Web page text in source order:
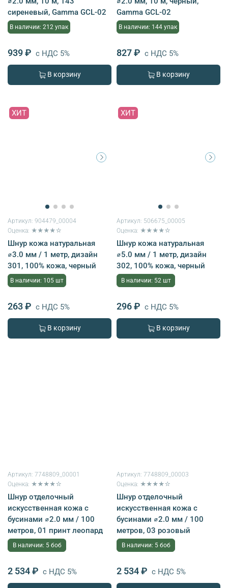
сиреневый, Gamma GCL-02
В наличии: 212 упак
939 ₽ с НДС 5%
В корзину
Gamma GCL-02
В наличии: 144 упак
827 ₽ с НДС 5%
В корзину
ХИТ
Артикул: 904479_00004
Оценка: ★★★★☆
Шнур кожа натуральная
⌀3.0 мм / 1 метр, дизайн
301, 100% кожа, черный
В наличии: 105 шт
263 ₽ с НДС 5%
В корзину
ХИТ
Артикул: 506675_00005
Оценка: ★★★★☆
Шнур кожа натуральная
⌀5.0 мм / 1 метр, дизайн
302, 100% кожа, черный
В наличии: 52 шт
296 ₽ с НДС 5%
В корзину
Артикул: 7748809_00001
Оценка: ★★★★☆
Шнур отделочный
искусственная кожа с
бусинами ⌀2.0 мм / 100
метров, 01 принт леопард
В наличии: 5 боб
2 534 ₽ с НДС 5%
Артикул: 7748809_00003
Оценка: ★★★★☆
Шнур отделочный
искусственная кожа с
бусинами ⌀2.0 мм / 100
метров, 03 розовый
В наличии: 5 боб
2 534 ₽ с НДС 5%